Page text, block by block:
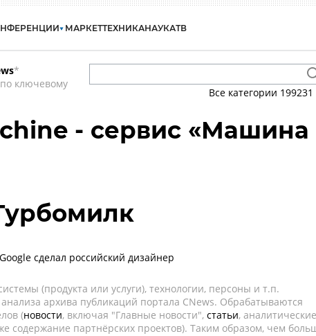
МАРКЕТТЕХНИКАНАУКАТВ
*
ключевому
Все категории 199231
- сервис «Машина
сделал российский дизайнер
(продукта или услуги), технологии, персоны и т.п.
архива публикаций портала CNews. Обрабатываются
(новости, включая "Главные новости", статьи, аналитические
содержание партнёрских проектов). Таким образом, чем